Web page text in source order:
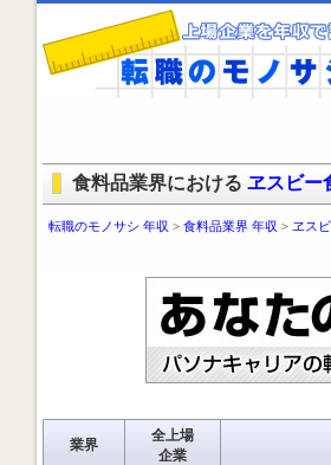
食料品業界における ヱスビー
転職のモノサシ 年収 > 食料品業界 年収 > ヱス
業界
全上場
企業